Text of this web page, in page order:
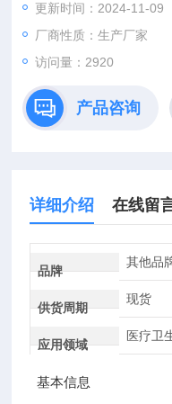
更新时间：2024-11-09
厂商性质：生产厂家
访问量：2920
产品咨询
详细介绍 在线留
品牌
其他品
供货周期
现货
应用领域
医疗卫
基本信息